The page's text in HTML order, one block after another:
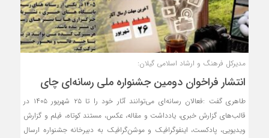
مدیرکل فرهنگ و ارشاد اسلامی گیلان:
انتشار فراخوان دومین جشنواره ملی رسانه‌ای چای
طاهری گفت :فعالان رسانه‌ای می‌توانند آثار خود را تا ۲۵ شهریور ۱۴۰۵ در
قالب‌های گزارش خبری، یادداشت و مقاله، عکس، مستند کوتاه، فیلم و گزارش
ویدیویی، پادکست، اینفوگرافیک و موشن‌گرافیک به دبیرخانه جشنواره ارسال